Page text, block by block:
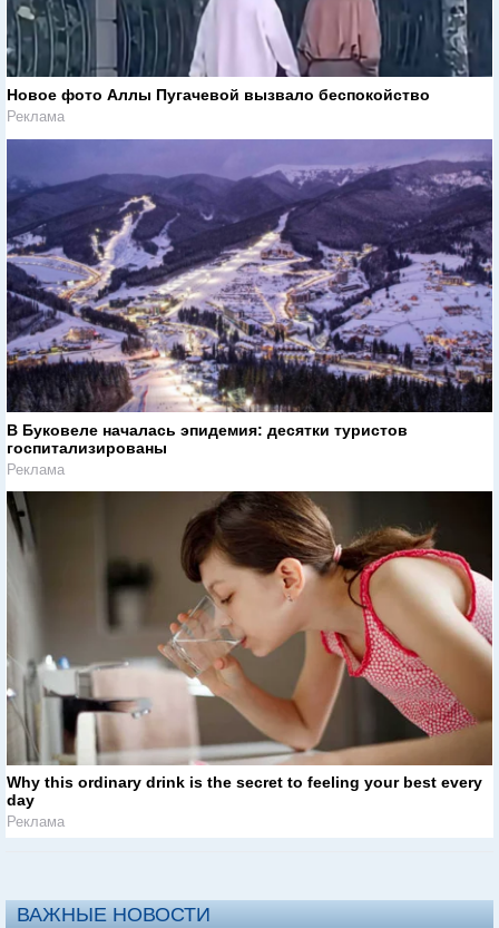
Новое фото Аллы Пугачевой вызвало беспокойство
Реклама
В Буковеле началась эпидемия: десятки туристов
госпитализированы
Реклама
Why this ordinary drink is the secret to feeling your best every
day
Реклама
ВАЖНЫЕ НОВОСТИ